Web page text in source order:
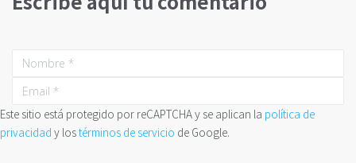
Este sitio está protegido por reCAPTCHA y se aplican la política de
privacidad y lostérminos de servicio de Google.